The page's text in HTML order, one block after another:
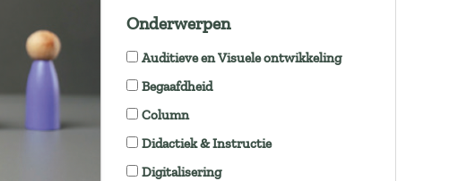
Onderwerpen
Auditieve en Visuele ontwikkeling
Begaafdheid
Column
Didactiek & Instructie
Digitalisering